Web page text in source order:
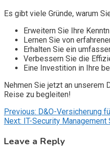
Es gibt viele Gründe, warum
Erweitern Sie Ihre
Lernen Sie von
Erhalten Sie ein
Verbessern Sie die
Eine Investition in Ihre
Nehmen Sie jetzt an unserem
Reise zu begleiten!
Post
navigation
Previous: D&O-Versicherung
Next: IT-Security Management
Leave a Reply